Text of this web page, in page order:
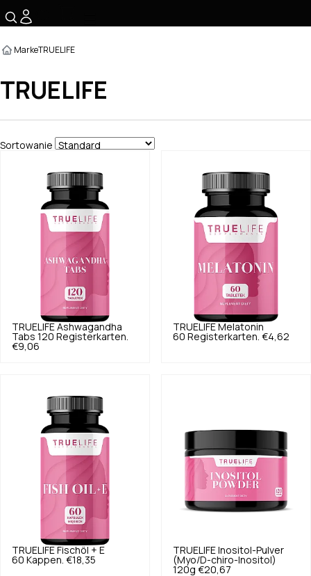
MarkeTRUELIFE
TRUELIFE
Sortowanie
TRUELIFE Ashwagandha
Tabs 120 Registerkarten.
€9,06
TRUELIFE Melatonin
60 Registerkarten. €4,62
TRUELIFE Fischöl + E
60 Kappen. €18,35
TRUELIFE Inositol-Pulver
(Myo/D-chiro-Inositol)
120g €20,67